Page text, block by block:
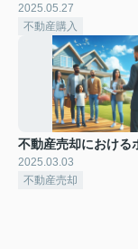
2025.05.27
不動産購入
不動産売却におけ
2025.03.03
不動産売却